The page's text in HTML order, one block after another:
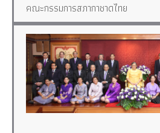
คณะกรรมการสภากาชาดไทย